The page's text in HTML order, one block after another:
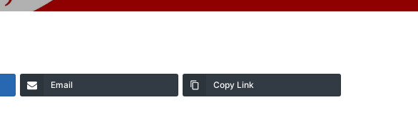
Email Copy Link